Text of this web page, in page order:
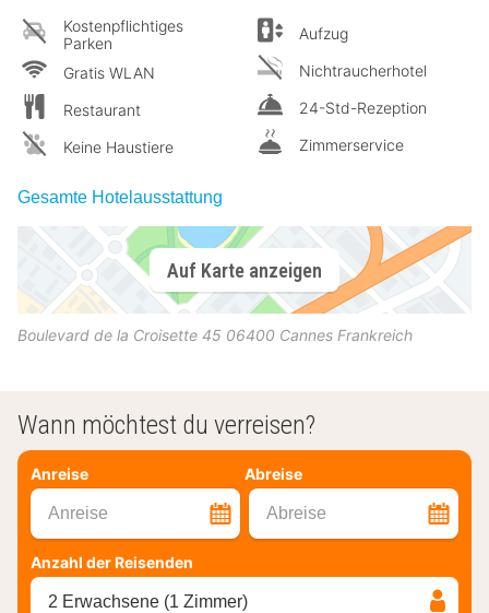
Kostenpflichtiges
Parken
Gratis WLAN
Restaurant
Keine Haustiere
Aufzug
Nichtraucherhotel
24-Std-Rezeption
Zimmerservice
Gesamte Hotelausstattung
Auf Karte anzeigen
Boulevard de la Croisette 45 06400 Cannes Frankreich
Wann möchtest du verreisen?
Anreise Abreise
Anreise Abreise
Anzahl der Reisenden
2 Erwachsene (1 Zimmer)